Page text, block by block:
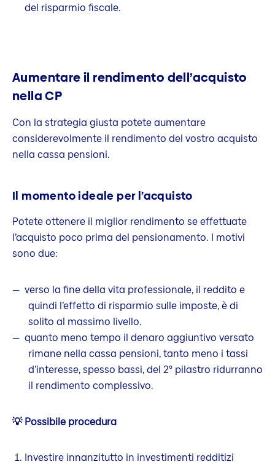
del risparmio fiscale.
Aumentare il rendimento dell’acquisto
nella CP
Con la strategia giusta potete aumentare
considerevolmente il rendimento del vostro acquisto
nella cassa pensioni.
Il momento ideale per l’acquisto
Potete ottenere il miglior rendimento se effettuate
l’acquisto poco prima del pensionamento. I motivi
sono due:
verso la fine della vita professionale, il reddito e
quindi l’effetto di risparmio sulle imposte, è di
solito al massimo livello.
quanto meno tempo il denaro aggiuntivo versato
rimane nella cassa pensioni, tanto meno i tassi
d’interesse, spesso bassi, del 2° pilastro ridurranno
il rendimento complessivo.
💡 Possibile procedura
Investire innanzitutto in investimenti redditizi